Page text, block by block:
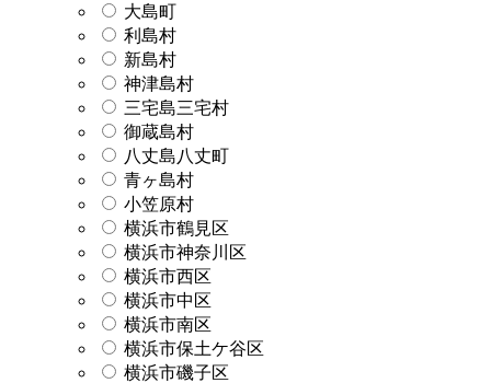
大島町
利島村
新島村
神津島村
三宅島三宅村
御蔵島村
八丈島八丈町
青ヶ島村
小笠原村
横浜市鶴見区
横浜市神奈川区
横浜市西区
横浜市中区
横浜市南区
横浜市保土ケ谷区
横浜市磯子区